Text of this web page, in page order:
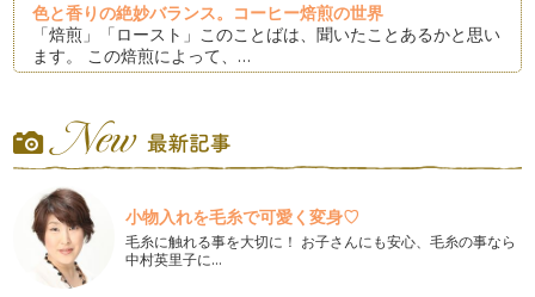
色と香りの絶妙バランス。コーヒー焙煎の世界
「焙煎」「ロースト」このことばは、聞いたことあるかと思い
ます。 この焙煎によって、…
フェインその後
コーヒーからカフェインを抜いた後のコーヒー。 つまりカフ
ェインレスコーヒーは、皆さ…
カフェインレスが飲めるお店ってどこ？
私が妊娠中、一番困ったのが、「喫茶店にカフェインレスコー
ヒーがない！」ということでした。 …
小物入れを毛糸で可愛く変身♡
毛糸に触れる事を大切に！ お子さんにも安心、毛糸の事なら
中村英里子に…